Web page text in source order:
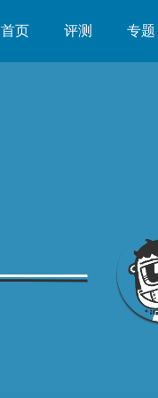
首页 评测 专题